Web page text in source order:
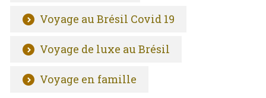
Voyage au Brésil Covid 19
Voyage de luxe au Brésil
Voyage en famille